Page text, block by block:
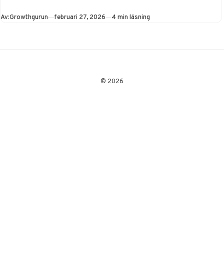
Av:Growthgurun Publicerad
februari 27, 2026 4 min läsning
© 2026